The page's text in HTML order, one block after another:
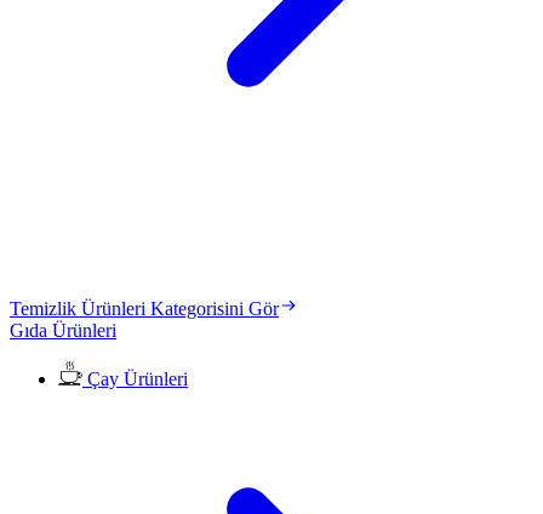
Temizlik Ürünleri Kategorisini Gör
Gıda Ürünleri
Çay Ürünleri